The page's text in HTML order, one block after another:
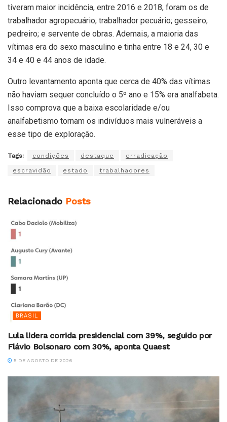
tiveram maior incidência, entre 2016 e 2018, foram os de
trabalhador agropecuário; trabalhador pecuário; gesseiro;
pedreiro; e servente de obras. Ademais, a maioria das
vítimas era do sexo masculino e tinha entre 18 e 24, 30 e
34 e 40 e 44 anos de idade.
Outro levantamento aponta que cerca de 40% das vítimas
não haviam sequer concluído o 5º ano e 15% era analfabeta.
Isso comprova que a baixa escolaridade e/ou
analfabetismo tornam os indivíduos mais vulneráveis a
esse tipo de exploração.
Tags: condições destaque erradicação
escravidão estado trabalhadores
Relacionado Posts
BRASIL
Lula lidera corrida presidencial com 39%, seguido por
Flávio Bolsonaro com 30%, aponta Quaest
5 DE AGOSTO DE 2026